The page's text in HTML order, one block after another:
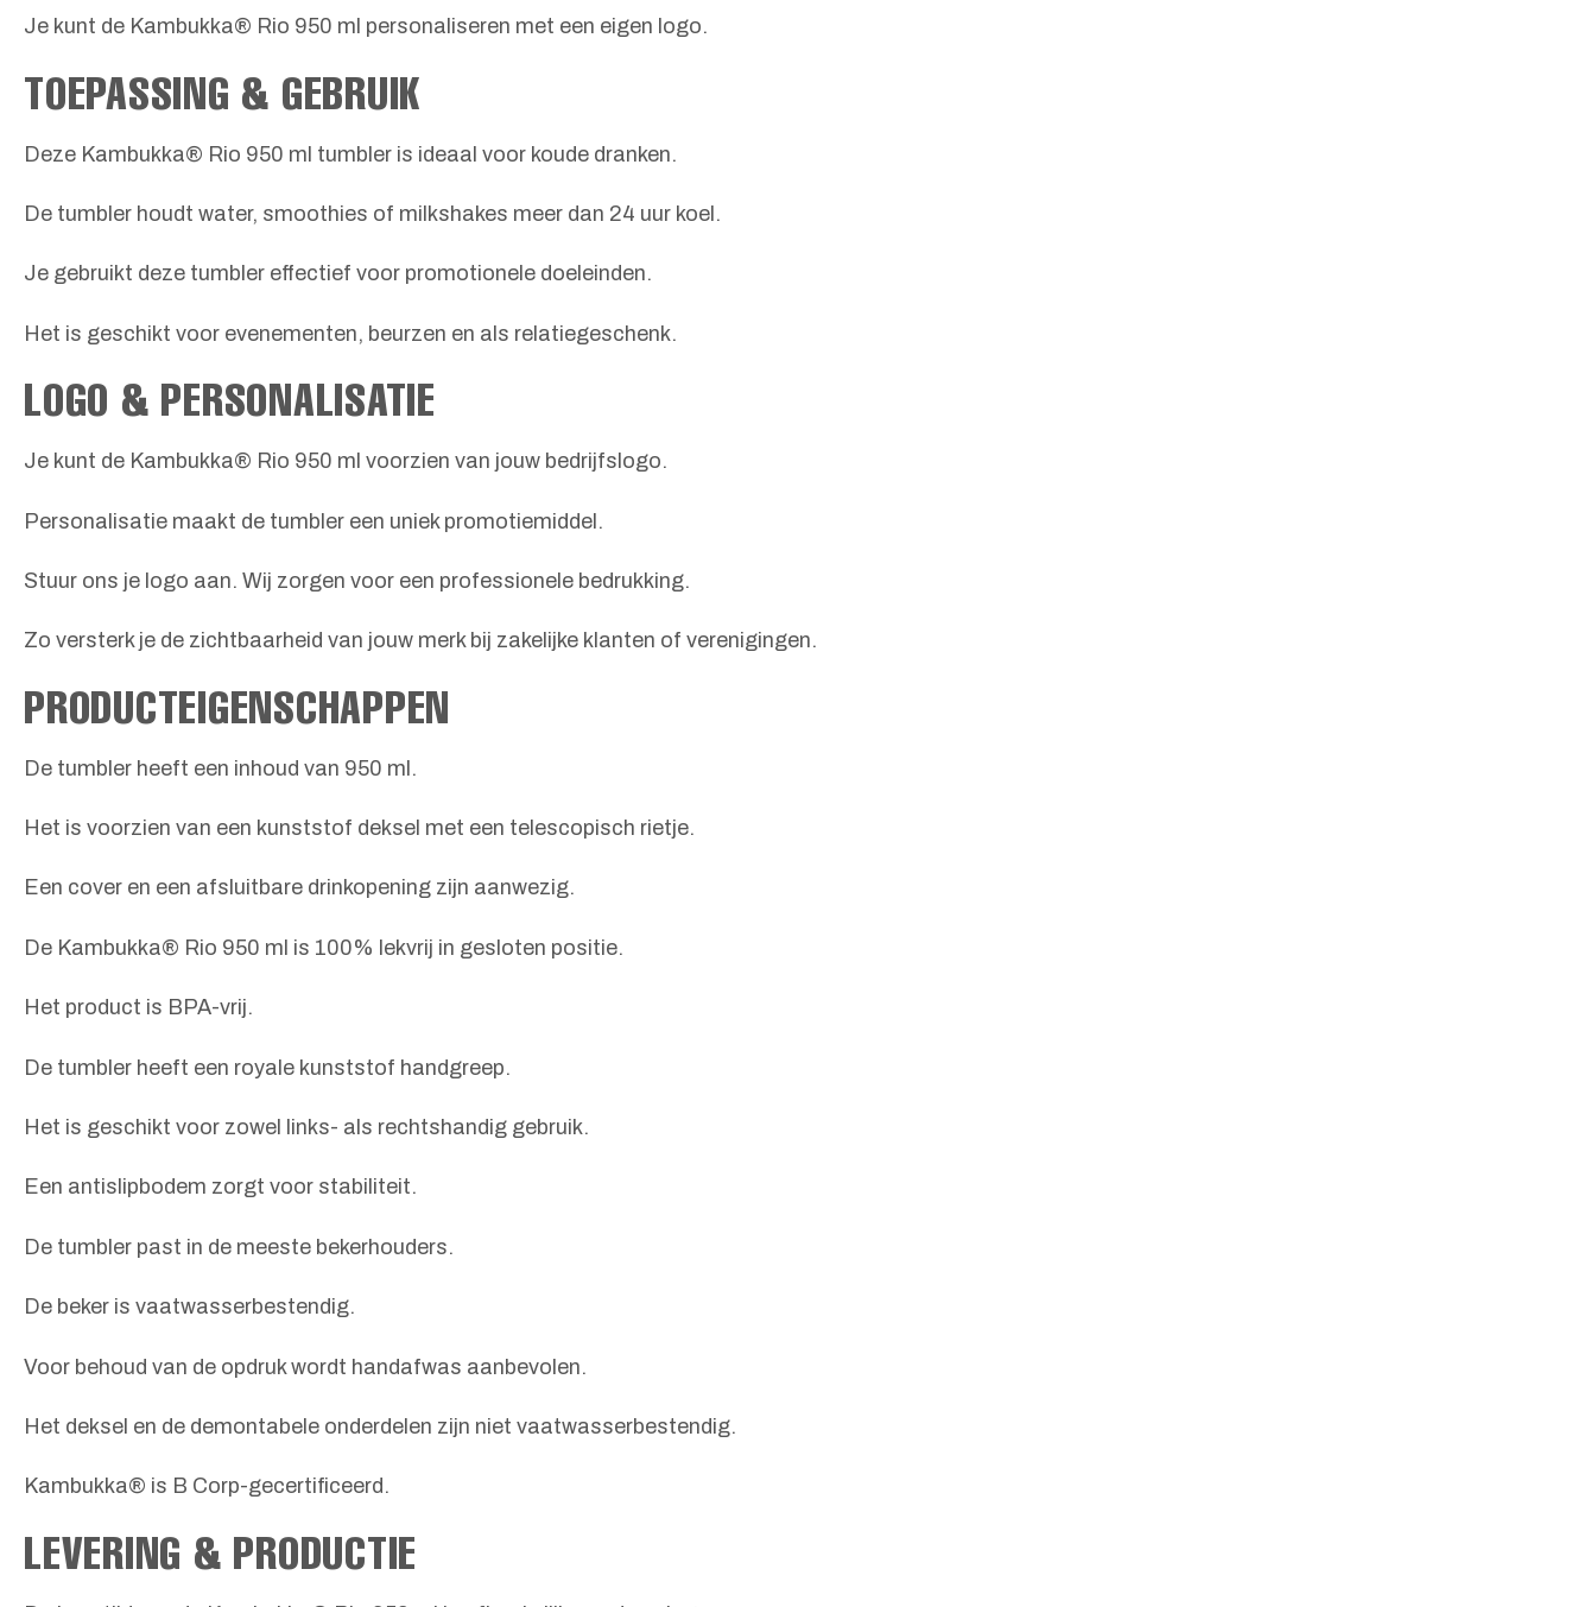
Je kunt de Kambukka® Rio 950 ml personaliseren met een eigen logo.
TOEPASSING & GEBRUIK
Deze Kambukka® Rio 950 ml tumbler is ideaal voor koude dranken.
De tumbler houdt water, smoothies of milkshakes meer dan 24 uur koel.
Je gebruikt deze tumbler effectief voor promotionele doeleinden.
Het is geschikt voor evenementen, beurzen en als relatiegeschenk.
LOGO & PERSONALISATIE
Je kunt de Kambukka® Rio 950 ml voorzien van jouw bedrijfslogo.
Personalisatie maakt de tumbler een uniek promotiemiddel.
Stuur ons je logo aan. Wij zorgen voor een professionele bedrukking.
Zo versterk je de zichtbaarheid van jouw merk bij zakelijke klanten of verenigingen.
PRODUCTEIGENSCHAPPEN
De tumbler heeft een inhoud van 950 ml.
Het is voorzien van een kunststof deksel met een telescopisch rietje.
Een cover en een afsluitbare drinkopening zijn aanwezig.
De Kambukka® Rio 950 ml is 100% lekvrij in gesloten positie.
Het product is BPA-vrij.
De tumbler heeft een royale kunststof handgreep.
Het is geschikt voor zowel links- als rechtshandig gebruik.
Een antislipbodem zorgt voor stabiliteit.
De tumbler past in de meeste bekerhouders.
De beker is vaatwasserbestendig.
Voor behoud van de opdruk wordt handafwas aanbevolen.
Het deksel en de demontabele onderdelen zijn niet vaatwasserbestendig.
Kambukka® is B Corp-gecertificeerd.
LEVERING & PRODUCTIE